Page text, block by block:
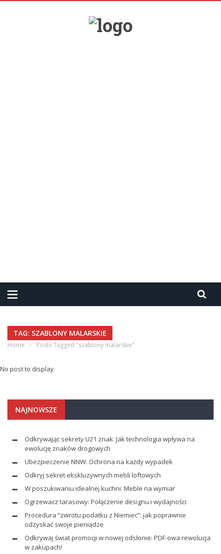
TAG: SZABLONY MALARSKIE
Home › Posts Tagged "szablony malarskie"
No post to display
NAJNOWSZE
Odkrywając sekrety U21 znak: Jak technologia wpływa na
ewolucję znaków drogowych
Ubezpieczenie NNW: Ochrona na każdy wypadek
Odkryj sekret ekskluzywnych mebli loftowych
W poszukiwaniu idealnej kuchni: Meble na wymiar
Ogrzewacz tarasowy: Połączenie designu i wydajności
Procedura “zwrotu podatku z Niemiec”: jak poprawnie
odzyskać swoje pieniądze
Odkrywaj świat promocji w nowej odsłonie: PDF-owa rewolucja
w zakupach!